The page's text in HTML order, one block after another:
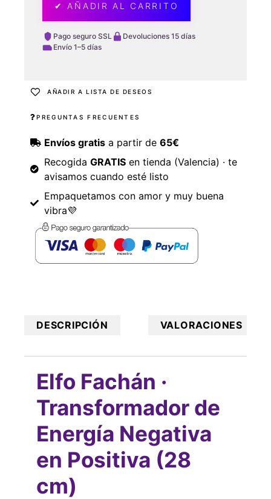
✔ AÑADIR AL CARRITO
Pago seguro SSL
Devoluciones 15 días
Envío 1–5 días
AÑADIR A LISTA DE DESEOS
PREGUNTAS FRECUENTES
Envíos gratisa partir de 65€
Recogida GRATISen tienda (Valencia) · te
avisamos cuando esté listo
Empaquetamos con amor y muy buena
vibra💜
DESCRIPCIÓN VALORACIONES
Elfo Fachán ·
Transformador de
Energía Negativa
en Positiva (28
cm)